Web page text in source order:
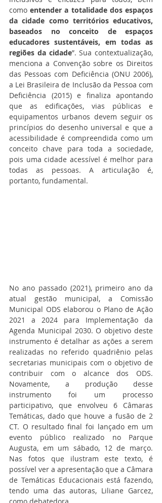
como entender a totalidade dos espaços
da cidade como territórios educativos,
baseados no conceito de espaços
educadores sustentáveis, em todas as
regiões da cidade”. Sua contextualização,
menciona a Convenção sobre os Direitos
das Pessoas com Deficiência (ONU 2006),
a Lei Brasileira de Inclusão da Pessoa com
Deficiência (2015) e finaliza apontando
que as edificações, vias públicas e
equipamentos urbanos devem seguir os
princípios do desenho universal e que a
acessibilidade é compreendida como um
conceito chave para toda a sociedade,
pois uma cidade acessível é melhor para
todas as pessoas. A articulação é,
portanto, fundamental.
No ano passado (2021), primeiro ano da
atual gestão municipal, a Comissão
Municipal ODS elaborou o Plano de Ação
2021 a 2024 para Implementação da
Agenda Municipal 2030. O objetivo deste
instrumento é detalhar as ações a serem
realizadas no referido quadriênio pelas
secretarias municipais com o objetivo de
contribuir com o alcance dos ODS.
Novamente, a produção desse
instrumento foi um processo
participativo, que envolveu 6 Câmaras
Temáticas, dado que houve a fusão de 2
CT. O resultado final foi lançado em um
evento público realizado no Parque
Augusta, em um sábado, 12 de março.
Nas fotos que ilustram este texto, é
possível ver a apresentação que a Câmara
de Temáticas Educacionais está fazendo,
tendo uma das autoras, Liliane Garcez,
como debatedora.